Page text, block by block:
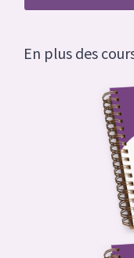
En plus des